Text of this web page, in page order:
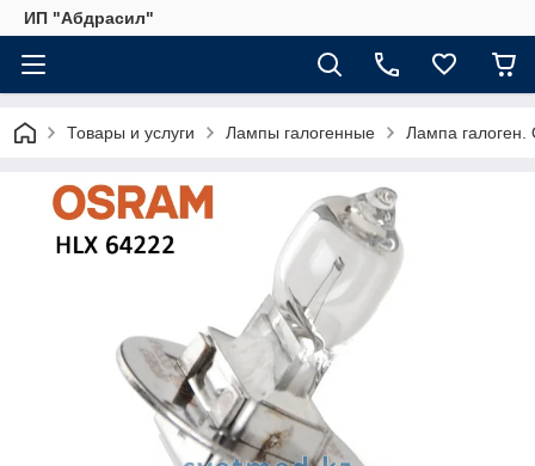
ИП "Абдрасил"
Товары и услуги Лампы галогенные Лампа галоген.